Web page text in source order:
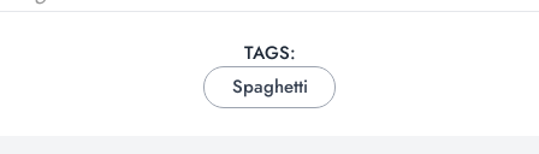
TAGS:
Spaghetti